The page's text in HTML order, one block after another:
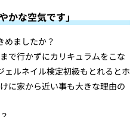
かな空気です」
ましたか？
で行かずにカリキュラムをこな
ルネイル検定初級もとれるとホ
に家から近い事も大きな理由の